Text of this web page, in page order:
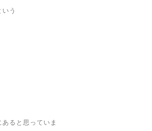
う
ると思っていま